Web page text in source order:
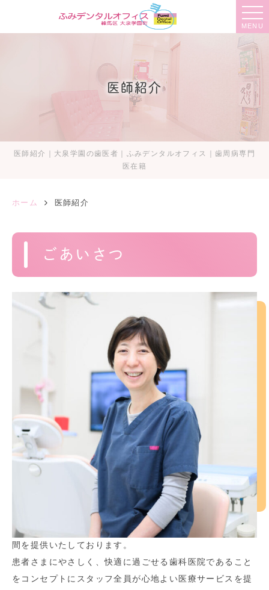
MENU
医師紹介
医師紹介｜大泉学園の歯医者｜ふみデンタルオフィス｜歯周病専門
医在籍
ホーム 医師紹介
ごあいさつ
私どもの歯科医院は、緑に囲まれたのどかな環境のなか、
落ち着いた雰囲気で治療をうけていただけるよう癒しの空
間を提供いたしております。
患者さまにやさしく、快適に過ごせる歯科医院であること
をコンセプトにスタッフ全員が心地よい医療サービスを提